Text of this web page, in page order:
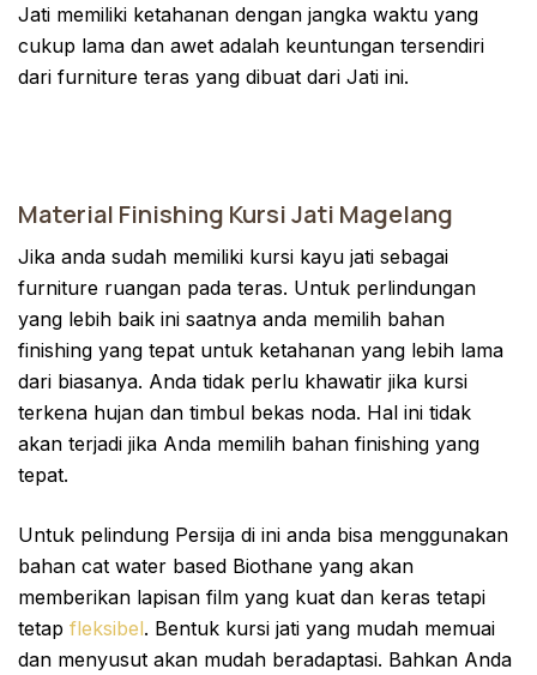
Jati memiliki ketahanan dengan jangka waktu yang
cukup lama dan awet adalah keuntungan tersendiri
dari furniture teras yang dibuat dari Jati ini.
Material Finishing Kursi Jati Magelang
Jika anda sudah memiliki kursi kayu jati sebagai
furniture ruangan pada teras. Untuk perlindungan
yang lebih baik ini saatnya anda memilih bahan
finishing yang tepat untuk ketahanan yang lebih lama
dari biasanya. Anda tidak perlu khawatir jika kursi
terkena hujan dan timbul bekas noda. Hal ini tidak
akan terjadi jika Anda memilih bahan finishing yang
tepat.
Untuk pelindung Persija di ini anda bisa menggunakan
bahan cat water based Biothane yang akan
memberikan lapisan film yang kuat dan keras tetapi
tetap fleksibel. Bentuk kursi jati yang mudah memuai
dan menyusut akan mudah beradaptasi. Bahkan Anda